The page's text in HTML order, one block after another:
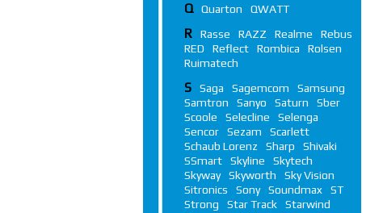
Q Quarton QWATT
R Rasse RAZZ Realme
Rebus
RED
Reflect Rombica
Rolsen
Ruimatech
S Saga Sagemcom
Samsung
Samtron
Sanyo Saturn
Sber
Scoole
Selecline
Selenga
Sencor
Sezam
Scarlett
Schaub Lorenz
Sharp
Shivaki
SSmart
Skyline
Skytech
Skyway
Skyworth
Sky Vision
Sitronics
Sony Soundmax
ST
Strong
Star Track
Starwind